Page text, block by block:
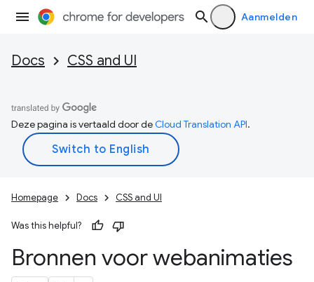
Aanmelden
Docs CSS and UI
Deze pagina is vertaald door deCloud Translation API.
Homepage Docs CSS and UI
Was this helpful?
Bronnen voor webanimaties